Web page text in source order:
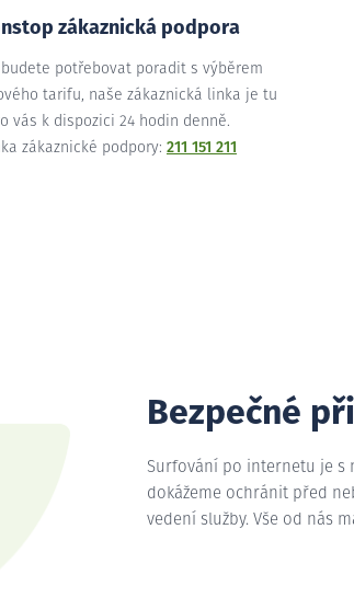
zákaznická podpora
budete potřebovat poradit s výběrem
tarifu, naše zákaznická linka je tu
vás k dispozici 24 hodin denně.
zákaznické podpory: 211 151 211
Bezpečné
Surfování po internetu je s
dokážeme ochránit před
vedení služby. Vše od nás